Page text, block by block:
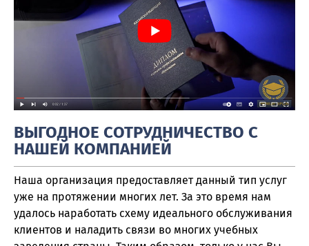
ВЫГОДНОЕ СОТРУДНИЧЕСТВО С
НАШЕЙ КОМПАНИЕЙ
Наша организация предоставляет данный тип услуг
уже на протяжении многих лет. За это время нам
удалось наработать схему идеального обслуживания
клиентов и наладить связи во многих учебных